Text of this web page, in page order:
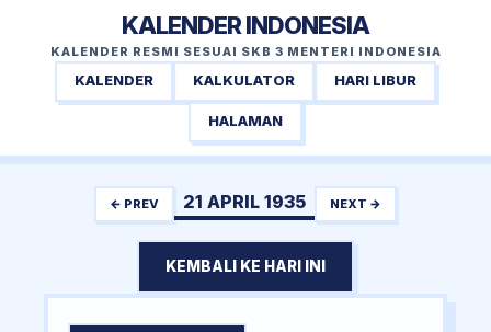
KALENDER INDONESIA
KALENDER RESMI SESUAI SKB 3 MENTERI INDONESIA
KALENDER KALKULATOR HARI LIBUR
HALAMAN
← PREV 21 APRIL 1935 NEXT →
KEMBALI KE HARI INI